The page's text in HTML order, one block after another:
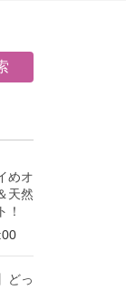
めオ
天然
！
どっ